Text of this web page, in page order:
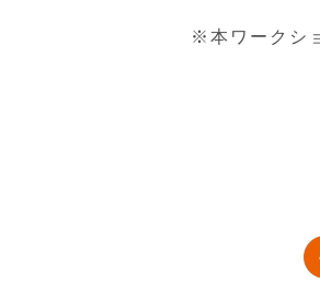
※本ワークシ